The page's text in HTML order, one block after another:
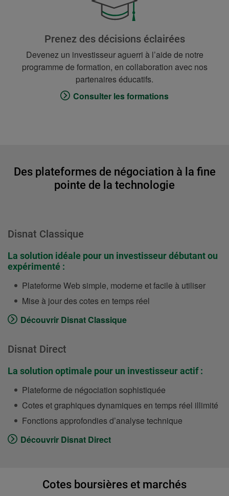
Prenez des décisions éclairées
Devenez un investisseur aguerri à l’aide de notre
programme de formation, en collaboration avec nos
partenaires éducatifs.
Consulter les formations
Des plateformes de négociation à la fine
pointe de la technologie
Disnat Classique
La solution idéale pour un investisseur débutant ou
expérimenté :
Plateforme Web simple, moderne et facile à utiliser
Mise à jour des cotes en temps réel
Découvrir Disnat Classique
Disnat Direct
La solution optimale pour un investisseur actif :
Plateforme de négociation sophistiquée
Cotes et graphiques dynamiques en temps réel illimité
Fonctions approfondies d’analyse technique
Découvrir Disnat Direct
Cotes boursières et marchés